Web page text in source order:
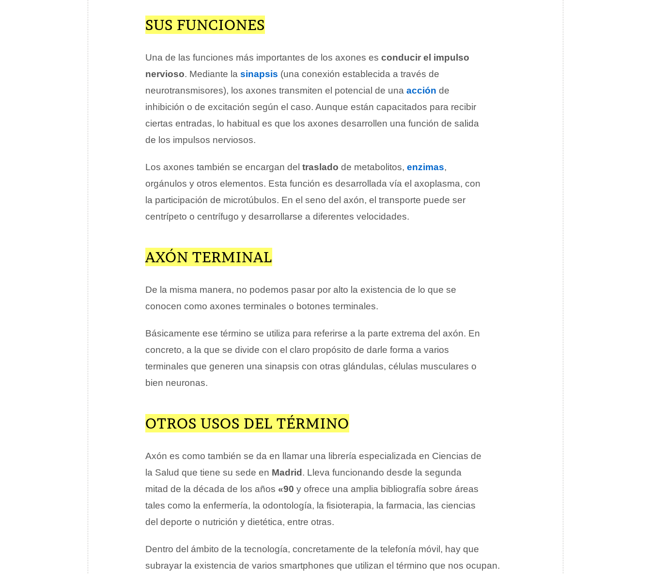
SUS FUNCIONES
Una de las funciones más importantes de los axones es conducir el impulso
nervioso. Mediante la sinapsis (una conexión establecida a través de
neurotransmisores), los axones transmiten el potencial de una acción de
inhibición o de excitación según el caso. Aunque están capacitados para recibir
ciertas entradas, lo habitual es que los axones desarrollen una función de salida
de los impulsos nerviosos.
Los axones también se encargan del traslado de metabolitos, enzimas,
orgánulos y otros elementos. Esta función es desarrollada vía el axoplasma, con
la participación de microtúbulos. En el seno del axón, el transporte puede ser
centrípeto o centrífugo y desarrollarse a diferentes velocidades.
AXÓN TERMINAL
De la misma manera, no podemos pasar por alto la existencia de lo que se
conocen como axones terminales o botones terminales.
Básicamente ese término se utiliza para referirse a la parte extrema del axón. En
concreto, a la que se divide con el claro propósito de darle forma a varios
terminales que generen una sinapsis con otras glándulas, células musculares o
bien neuronas.
OTROS USOS DEL TÉRMINO
Axón es como también se da en llamar una librería especializada en Ciencias de
la Salud que tiene su sede en Madrid . Lleva funcionando desde la segunda
mitad de la década de los años «90 y ofrece una amplia bibliografía sobre áreas
tales como la enfermería, la odontología, la fisioterapia, la farmacia, las ciencias
del deporte o nutrición y dietética, entre otras.
Dentro del ámbito de la tecnología, concretamente de la telefonía móvil, hay que
subrayar la existencia de varios smartphones que utilizan el término que nos ocupan.